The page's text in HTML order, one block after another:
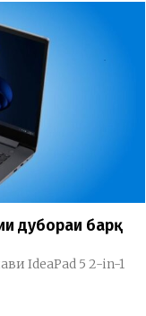
дубораи барқ
IdeaPad 5 2-in-1